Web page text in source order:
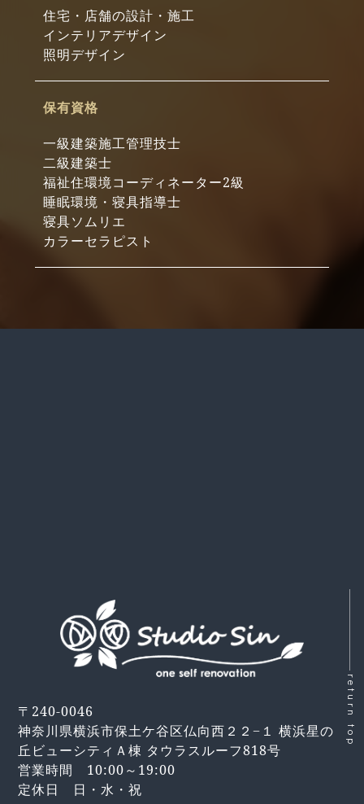
住宅・店舗の設計・施工
インテリアデザイン
照明デザイン
保有資格
一級建築施工管理技士
二級建築士
福祉住環境コーディネーター2級
睡眠環境・寝具指導士
寝具ソムリエ
カラーセラピスト
return top
〒240-0046
神奈川県横浜市保土ケ谷区仏向西２２−１ 横浜星の
丘ビューシティＡ棟 タウラスルーフ818号
営業時間 10:00～19:00
定休日 日・水・祝